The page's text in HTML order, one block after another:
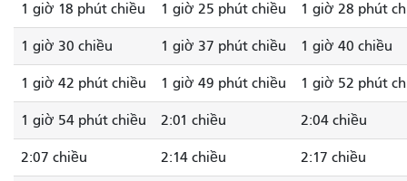
1 giờ 18 phút chiều 1 giờ 25 phút chiều 1 giờ 28 phút
1 giờ 30 chiều 1 giờ 37 phút chiều 1 giờ 40 chiều
1 giờ 42 phút chiều 1 giờ 49 phút chiều 1 giờ 52 phút
1 giờ 54 phút chiều 2:01 chiều 2:04 chiều
2:07 chiều 2:14 chiều 2:17 chiều